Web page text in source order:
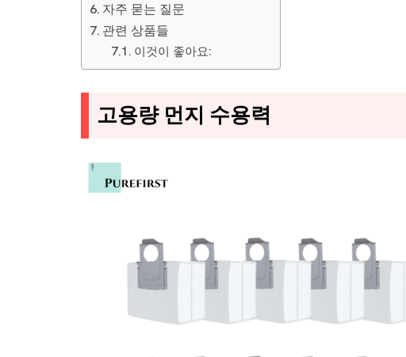
자주 묻는 질문
관련 상품들
이것이 좋아요:
고용량 먼지 수용력